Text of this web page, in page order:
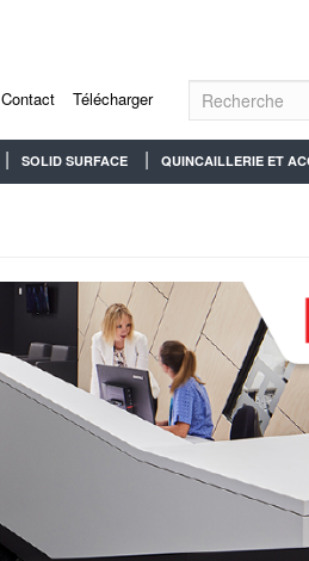
Contact Télécharger
SOLID SURFACE QUINCAILLERIE ET